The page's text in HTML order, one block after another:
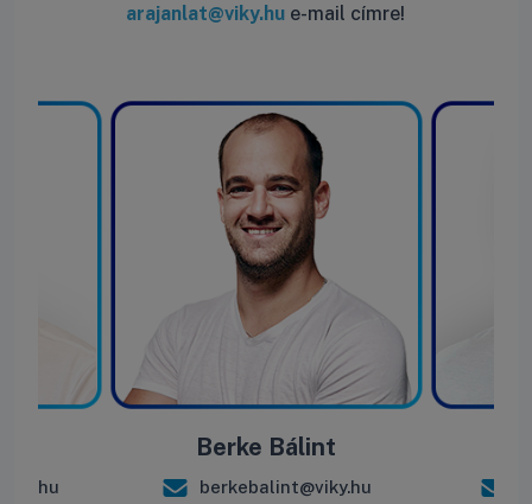
arajanlat@viky.hu e-mail címre!
Berke Bálint
berkebalint@viky.hu